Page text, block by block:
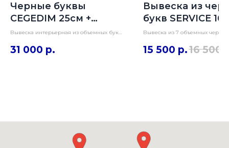
Черные буквы
CEGEDIM 25см +
логотип
Вывеска интерьерная из объемных букв
пленках с яркой задней подсветкой.
Общие размеры вывески 50х320см.
31 000 р.
Вывеска из
букв SERVICE
Вывеска из 7 объемных
контражурную белую
стену, монтаж на
15 500 р.16 500